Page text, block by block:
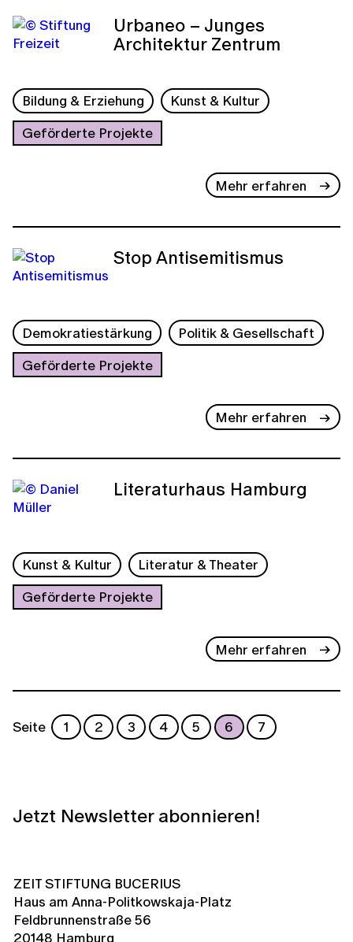
Urbaneo – Junges
Architektur Zentrum
Bildung & Erziehung
Kunst & Kultur
Geförderte Projekte
Mehr erfahren
Stop Antisemitismus
Demokratiestärkung
Politik & Gesellschaft
Geförderte Projekte
Mehr erfahren
Literaturhaus Hamburg
Kunst & Kultur
Literatur & Theater
Geförderte Projekte
Mehr erfahren
Seite 1 2 3 4 5 6 7
Jetzt Newsletter abonnieren!
ZEIT STIFTUNG BUCERIUS
Haus am Anna-Politkowskaja-Platz
Feldbrunnenstraße 56
20148 Hamburg